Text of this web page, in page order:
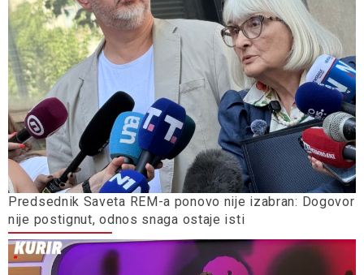
Predsednik Saveta REM-a ponovo nije izabran: Dogovor
nije postignut, odnos snaga ostaje isti